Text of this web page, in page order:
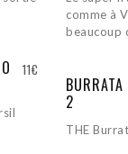
11€
comme à
beaucoup
2
THE